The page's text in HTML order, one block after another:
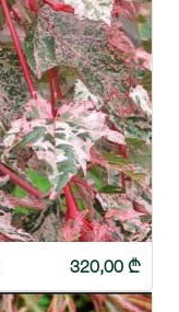
320,00 ₾